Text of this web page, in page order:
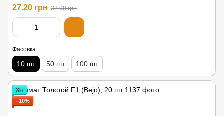
27.20 грн 32.00 грн
Фасовка
10 шт 50 шт 100 шт
Хіт
−10%